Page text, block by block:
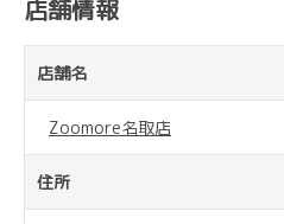
店舗情報
店舗名
Zoomore名取店
住所